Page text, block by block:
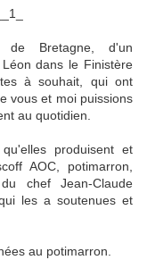
de Bretagne, d'un
dans le Finistère
à souhait, qui ont
vous et moi puissions
au quotidien.
produisent et
AOC, potimarron,
chef Jean-Claude
les a soutenues et
au potimarron.